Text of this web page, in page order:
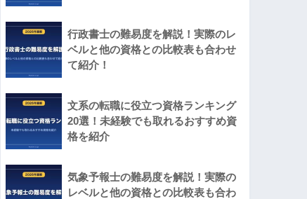
行政書士の難易度を解説！実際のレ
ベルと他の資格との比較表も合わせ
て紹介！
文系の転職に役立つ資格ランキング
20選！未経験でも取れるおすすめ資
格を紹介
気象予報士の難易度を解説！実際の
レベルと他の資格との比較表も合わ